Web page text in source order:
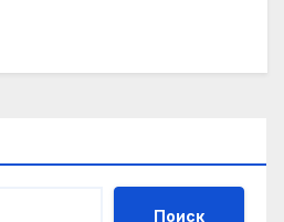
Поиск